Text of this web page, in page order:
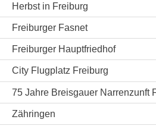
Herbst in Freiburg
Freiburger Fasnet
Freiburger Hauptfriedhof
City Flugplatz Freiburg
75 Jahre Breisgauer Narrenzunft
Zähringen